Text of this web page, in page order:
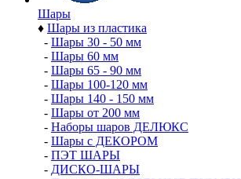
Шары
♦ Шары из пластика
- Шары 30 - 50 мм
- Шары 60 мм
- Шары 65 - 90 мм
- Шары 100-120 мм
- Шары 140 - 150 мм
- Шары от 200 мм
- Наборы шаров ДЕЛЮКС
- Шары с ДЕКОРОМ
- ПЭТ ШАРЫ
- ДИСКО-ШАРЫ